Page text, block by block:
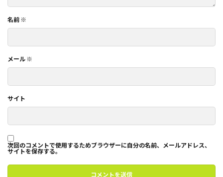
名前 ※
メール ※
サイト
次回のコメントで使用するためブラウザーに自分の名前、メールアドレス、
サイトを保存する。